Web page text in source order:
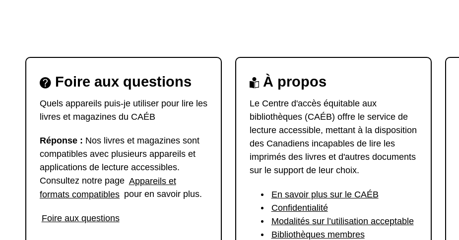
Foire aux questions
Quels appareils puis-je utiliser pour lire les
livres et magazines du CAÉB
Réponse : Nos livres et magazines sont
compatibles avec plusieurs appareils et
applications de lecture accessibles.
Consultez notre page Appareils et
formats compatibles pour en savoir plus.
Foire aux questions
À propos
Le Centre d'accès équitable aux
bibliothèques (CAÉB) offre le service de
lecture accessible, mettant à la disposition
des Canadiens incapables de lire les
imprimés des livres et d'autres documents
sur le support de leur choix.
En savoir plus sur le CAÉB
Confidentialité
Modalités sur l’utilisation acceptable
Bibliothèques membres